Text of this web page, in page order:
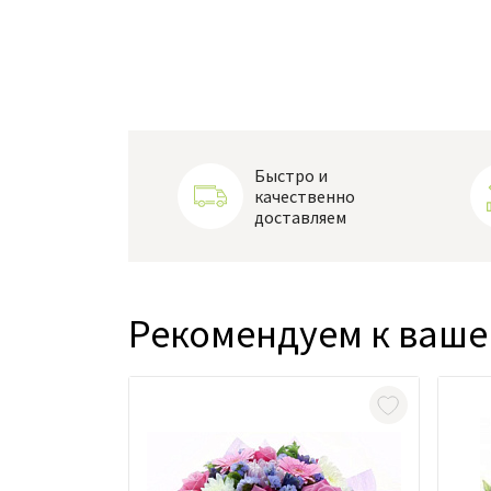
Быстро и
качественно
доставляем
Рекомендуем к